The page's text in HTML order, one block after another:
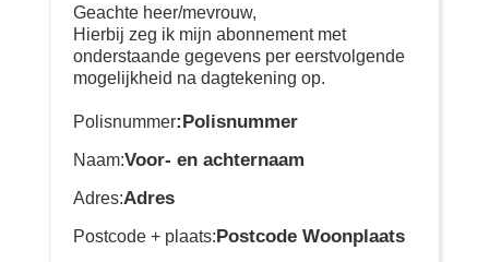
Geachte heer/mevrouw,
Hierbij zeg ik mijn abonnement met
onderstaande gegevens per eerstvolgende
mogelijkheid na dagtekening op.
Polisnummer:Polisnummer
Naam:Voor- en achternaam
Adres:Adres
Postcode + plaats:Postcode Woonplaats